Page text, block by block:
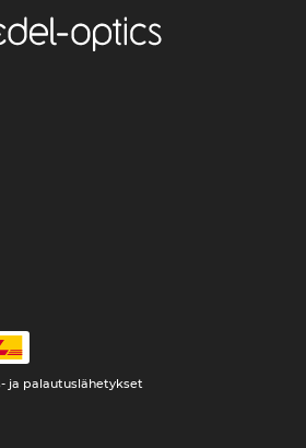
ja palautuslähetykset